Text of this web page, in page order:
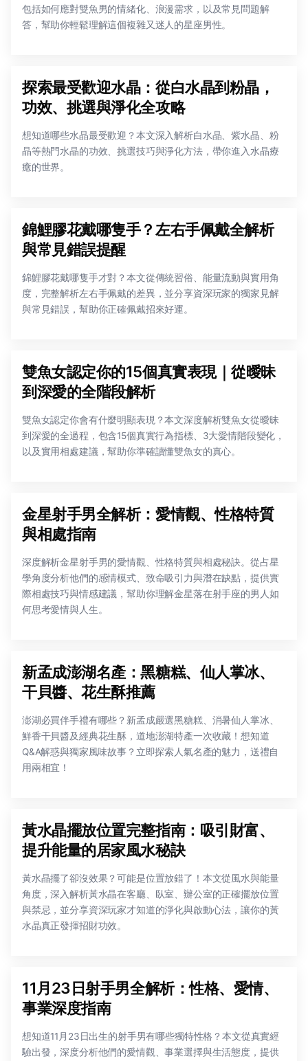
包括如何應對雙魚男的情緒化、浪漫需求，以及常見問題解
答，幫助你輕鬆理解這個複雜又迷人的星座男性。
探索最受歡迎水晶：從白水晶到粉晶，
功效、挑選與淨化全攻略
想知道哪些水晶最受歡迎？本文深入解析白水晶、紫水晶、粉
晶等熱門水晶的功效、挑選技巧與淨化方法，帶你進入水晶療
癒的世界。
錦鯉膠花戴哪隻手？左右手佩戴全解析
與常見錯誤提醒
錦鯉膠花戴哪隻手才對？本文從傳統習俗、能量流動與實用角
度，完整解析左右手佩戴的差異，並分享資深玩家的獨家見解
與常見錯誤，幫助你正確佩戴招來好運。
雙魚女認定你的15個真實表現｜從曖昧
到深愛的全階段解析
雙魚女認定你會有什麼明顯表現？本文深度解析雙魚女從曖昧
到深愛的全過程，包含15個真實行為指標、3大愛情階段變化，
以及實用相處建議，幫助你準確讀懂雙魚女的真心。
金星射手男全解析：愛情觀、性格特質
與相處指南
深度解析金星射手男的愛情觀、性格特質與相處秘訣。從占星
學角度分析他們的感情模式、致命吸引力與潛在缺點，提供實
際相處技巧與情感建議，幫助你理解金星落在射手座的男人如
何思考愛情與人生。
新孟成澎湖名產：黑糖糕、仙人掌冰、
干貝醬、花生酥推薦
澎湖必買伴手禮有哪些？新孟成嚴選黑糖糕、消暑仙人掌冰、
鮮香干貝醬及經典花生酥，道地澎湖特產一次收藏！想知道
Q&A解惑與獨家風味故事？立即探索人氣名產的魅力，送禮自
用兩相宜！
黃水晶擺放位置完整指南：吸引財富、
提升能量的居家風水秘訣
黃水晶擺了卻沒效果？可能是位置放錯了！本文從風水與能量
角度，深入解析黃水晶在客廳、臥室、辦公室的正確擺放位置
與禁忌，並分享資深玩家才知道的淨化與啟動心法，讓你的黃
水晶真正發揮招財功效。
11月23日射手男全解析：性格、愛情、
事業深度指南
想知道11月23日出生的射手男有哪些獨特性格？本文從真實經
驗出發，深度分析他們的愛情觀、事業選擇與生活態度，提供